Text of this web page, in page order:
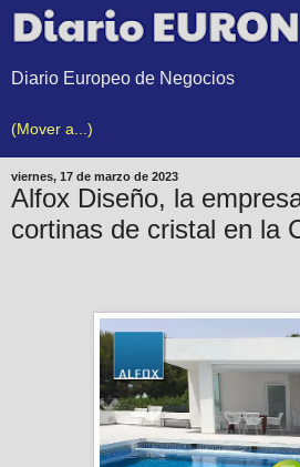
Diario Europeo de Negocios
viernes, 17 de marzo de 2023
Alfox Diseño, la
cortinas de cristal en la